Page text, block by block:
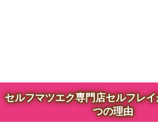
セルフマツエク専門店セルフレ
つの理由